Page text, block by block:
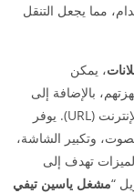
مما يجعل التنقل
، يمكن
بالإضافة إلى
إمكانية مشاهدة مقاطع الفيديو مباشرة من روابط الإنترنت (URL). يوفر
وتكبير الشاشة،
تهدف إلى
“مشغل ياسين تيفي